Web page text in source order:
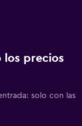
los precios
solo con las